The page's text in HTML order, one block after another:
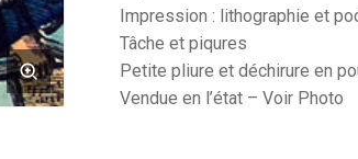
Turque
-
1897
-
Empire
Impression : lithographie et
Tâche et piqures
Petite pliure et déchirure en
Vendue en l’état – Voir Photo